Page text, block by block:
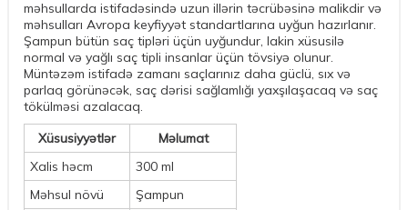
məhsullarda istifadəsində uzun illərin təcrübəsinə malikdir və
məhsulları Avropa keyfiyyət standartlarına uyğun hazırlanır.
Şampun bütün saç tipləri üçün uyğundur, lakin xüsusilə
normal və yağlı saç tipli insanlar üçün tövsiyə olunur.
Müntəzəm istifadə zamanı saçlarınız daha güclü, sıx və
parlaq görünəcək, saç dərisi sağlamlığı yaxşılaşacaq və saç
tökülməsi azalacaq.
Xüsusiyyətlər
Məlumat
Xalis həcm
300 ml
Məhsul növü
Şampun